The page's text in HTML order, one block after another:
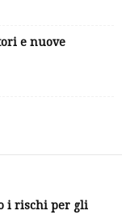
e nuove
i rischi per gli